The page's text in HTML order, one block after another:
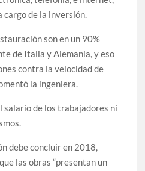
cargo de la inversión.
son en un 90%
de Italia y Alemania, y eso
contra la velocidad de
la ingeniera.
salario de los trabajadores ni
debe concluir en 2018,
las obras “presentan un